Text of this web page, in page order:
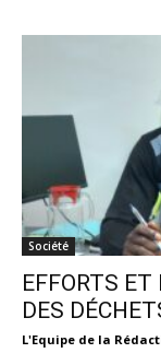
Société
EFFORTS
DES
L'Equipe de la